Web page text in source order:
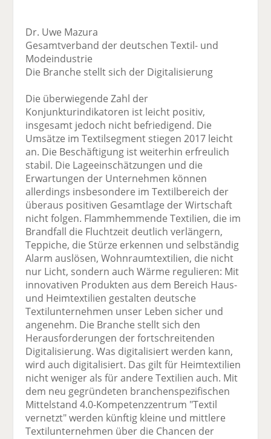
Dr. Uwe Mazura
Gesamtverband der deutschen Textil- und
Modeindustrie
Die Branche stellt sich der Digitalisierung
Die überwiegende Zahl der
Konjunkturindikatoren ist leicht positiv,
insgesamt jedoch nicht befriedigend. Die
Umsätze im Textilsegment stiegen 2017 leicht
an. Die Beschäftigung ist weiterhin erfreulich
stabil. Die Lageeinschätzungen und die
Erwartungen der Unternehmen können
allerdings insbesondere im Textilbereich der
überaus positiven Gesamtlage der Wirtschaft
nicht folgen. Flammhemmende Textilien, die im
Brandfall die Fluchtzeit deutlich verlängern,
Teppiche, die Stürze erkennen und selbständig
Alarm auslösen, Wohnraumtextilien, die nicht
nur Licht, sondern auch Wärme regulieren: Mit
innovativen Produkten aus dem Bereich Haus-
und Heimtextilien gestalten deutsche
Textilunternehmen unser Leben sicher und
angenehm. Die Branche stellt sich den
Herausforderungen der fortschreitenden
Digitalisierung. Was digitalisiert werden kann,
wird auch digitalisiert. Das gilt für Heimtextilien
nicht weniger als für andere Textilien auch. Mit
dem neu gegründeten branchenspezifischen
Mittelstand 4.0-Kompetenzzentrum "Textil
vernetzt" werden künftig kleine und mittlere
Textilunternehmen über die Chancen der